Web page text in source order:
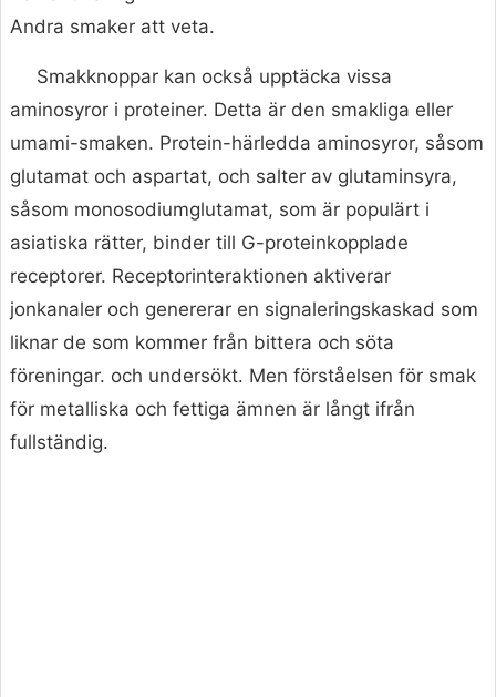
Andra smaker att veta.
Smakknoppar kan också upptäcka vissa
aminosyror i proteiner. Detta är den smakliga eller
umami-smaken. Protein-härledda aminosyror, såsom
glutamat och aspartat, och salter av glutaminsyra,
såsom monosodiumglutamat, som är populärt i
asiatiska rätter, binder till G-proteinkopplade
receptorer. Receptorinteraktionen aktiverar
jonkanaler och genererar en signaleringskaskad som
liknar de som kommer från bittera och söta
föreningar. och undersökt. Men förståelsen för smak
för metalliska och fettiga ämnen är långt ifrån
fullständig.